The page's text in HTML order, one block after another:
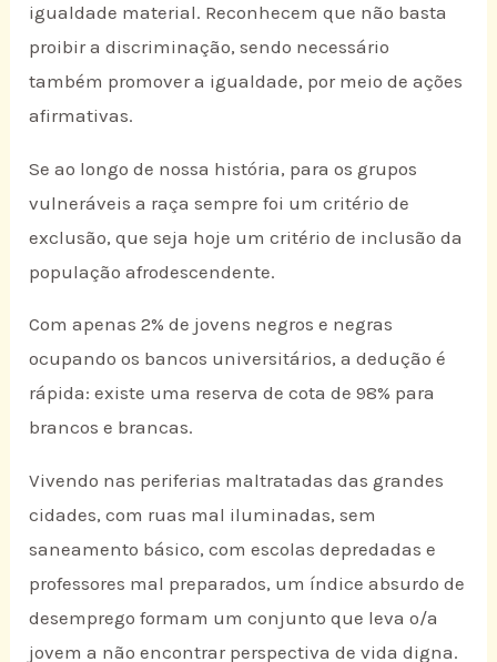
igualdade material. Reconhecem que não basta
proibir a discriminação, sendo necessário
também promover a igualdade, por meio de ações
afirmativas.
Se ao longo de nossa história, para os grupos
vulneráveis a raça sempre foi um critério de
exclusão, que seja hoje um critério de inclusão da
população afrodescendente.
Com apenas 2% de jovens negros e negras
ocupando os bancos universitários, a dedução é
rápida: existe uma reserva de cota de 98% para
brancos e brancas.
Vivendo nas periferias maltratadas das grandes
cidades, com ruas mal iluminadas, sem
saneamento básico, com escolas depredadas e
professores mal preparados, um índice absurdo de
desemprego formam um conjunto que leva o/a
jovem a não encontrar perspectiva de vida digna.